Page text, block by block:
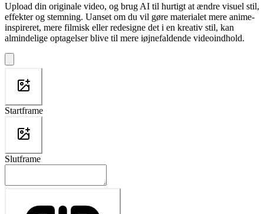
Upload din originale video, og brug AI til hurtigt at ændre visuel stil,
effekter og stemning. Uanset om du vil gøre materialet mere anime-
inspireret, mere filmisk eller redesigne det i en kreativ stil, kan
almindelige optagelser blive til mere iøjnefaldende videoindhold.
Startframe
Slutframe